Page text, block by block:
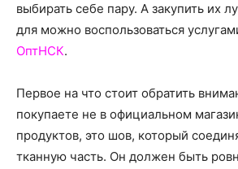
выбирать себе пару. А закупить их
для можно воспользоваться
ОптНСК.
Первое на что стоит обратить
покупаете не в официальном
продуктов, это шов, который
тканную часть. Он должен быть